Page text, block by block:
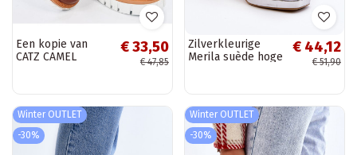
Een kopie van
CATZ CAMEL
€ 33,50
€ 47,85
Zilverkleurige
Merila suède hoge
€ 44,12
€ 51,90
Winter OUTLET
-30%
Winter OUTLET
-30%